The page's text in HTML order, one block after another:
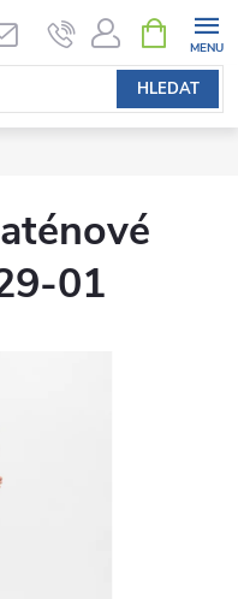
HLEDAT
NÁKUPNÍ
KOŠÍK
01